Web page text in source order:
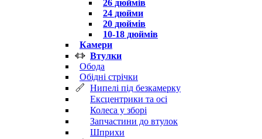
26 дюймів
24 дюйми
20 дюймів
10-18 дюймів
Камери
Втулки
Обода
Обідні стрічки
Нипелі під безкамерку
Ексцентрики та осі
Колеса у зборі
Запчастини до втулок
Шприхи